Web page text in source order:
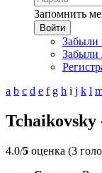
Запомнить
Войти
Забыли
Забыли
a b c d e f g h i j k l
Tchaikovsky
4.0/5 оценка (3